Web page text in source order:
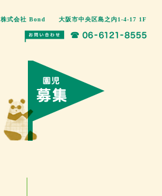
株式会社 Bond 大阪市中央区島之内1-4-17 1F